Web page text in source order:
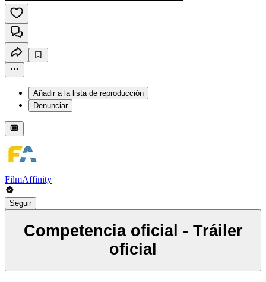
Añadir a la lista de reproducción
Denunciar
FilmAffinity
Seguir
Competencia oficial - Tráiler
oficial